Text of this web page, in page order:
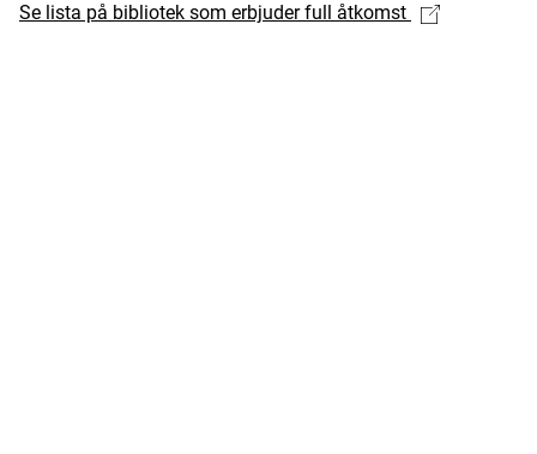
Se lista på bibliotek som erbjuder full åtkomst